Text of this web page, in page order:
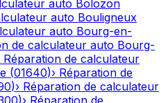
auto Bolozon
auto Bouligneux
auto Bourg-en-
de calculateur auto Bourg-
Réparation de calculateur
(01640)› Réparation de
)› Réparation de calculateur
)› Réparation de